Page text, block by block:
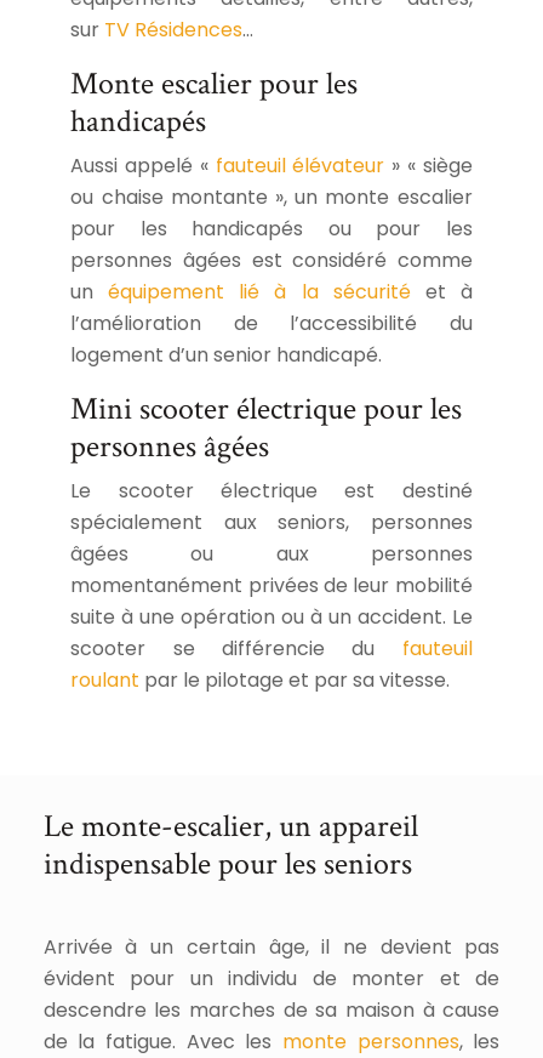
sur TV Résidences…
Monte escalier pour les
handicapés
Aussi appelé « fauteuil élévateur » « siège
ou chaise montante », un monte escalier
pour les handicapés ou pour les
personnes âgées est considéré comme
unéquipement lié à la sécuritéet à
l’amélioration de l’accessibilité du
logement d’un senior handicapé.
Mini scooter électrique pour les
personnes âgées
Le scooter électrique est destiné
spécialement aux seniors, personnes
âgées ou aux personnes
momentanément privées de leur mobilité
suite à une opération ou à un accident. Le
scooter se différencie du fauteuil
roulant par le pilotage et par sa vitesse.
Le monte-escalier, un appareil
indispensable pour les seniors
Arrivée à un certain âge, il ne devient pas
évident pour un individu de monter et de
descendre les marches de sa maison à cause
de la fatigue. Avec les monte personnes, les